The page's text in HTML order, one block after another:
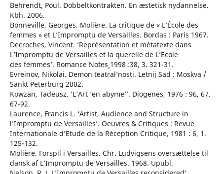
Behrendt, Poul. Dobbeltkontrakten. En æstetisk nydannelse.
Kbh. 2006.
Bonneville, Georges. Molière. La critique de « L’École des
femmes » et L’Impromptu de Versailles. Bordas : Paris 1967.
Decroches, Vincent. ’Représentation et métatexte dans
L’Impromptu de Versailles et la querelle de L’Ecole
des femmes’. Romance Notes¸ 1998 :38, 3. 321-31.
Evreinov, Nikolai. Demon teatral’nosti. Letnij Sad : Moskva /
Sankt Peterburg 2002.
Kowzan, Tadeusz. ‘L’Art ‘en abyme’’. Diogenes, 1976 : 96, 67.
67‑92.
Laurence, Francis L. ‘Artist, Audience and Structure in
l’Impromptu de Versailles’. Oeuvres & Critiques : Revue
Internationale d’Etude de la Réception Critique, 1981 : 6, 1.
125-132.
Molière. Forspil i Versailles. Chr. Ludvigsens oversættelse til
dansk af L’Impromptu de Versailles. 1968. Upubl.